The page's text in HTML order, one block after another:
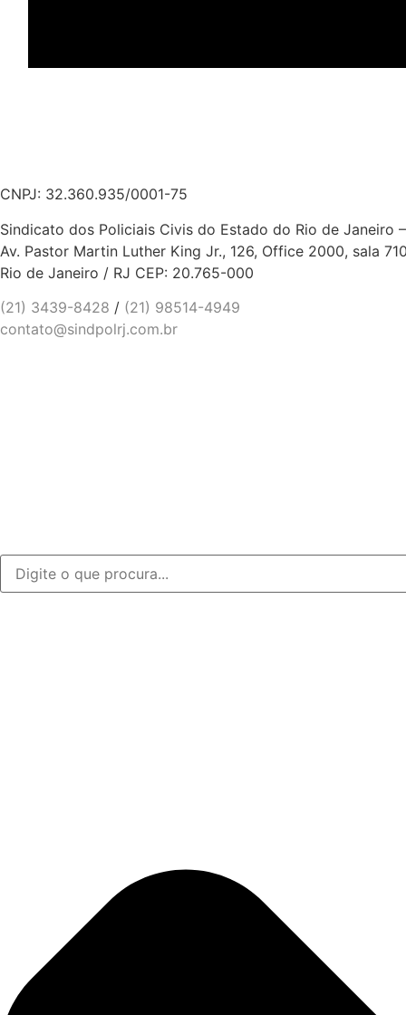
CNPJ: 32.360.935/0001-75
Sindicato dos Policiais Civis do Estado do Rio de Janeiro –
Av. Pastor Martin Luther King Jr., 126, Office 2000, sala
Rio de Janeiro / RJ CEP: 20.765-000
(21) 3439-8428 / (21) 98514-4949
contato@sindpolrj.com.br